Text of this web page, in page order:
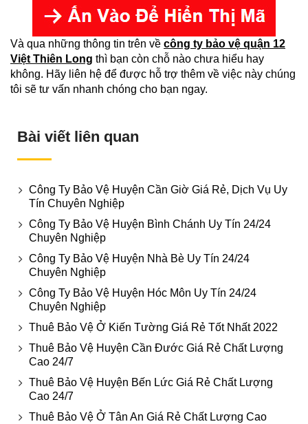
Và qua những thông tin trên về công ty bảo vệ quận 12
Việt Thiên Long thì bạn còn chỗ nào chưa hiểu hay
không. Hãy liên hệ để được hỗ trợ thêm về việc này chúng
tôi sẽ tư vấn nhanh chóng cho bạn ngay.
Bài viết liên quan
Công Ty Bảo Vệ Huyện Cần Giờ Giá Rẻ, Dịch Vụ Uy
Tín Chuyên Nghiệp
Công Ty Bảo Vệ Huyện Bình Chánh Uy Tín 24/24
Chuyên Nghiệp
Công Ty Bảo Vệ Huyện Nhà Bè Uy Tín 24/24
Chuyên Nghiệp
Công Ty Bảo Vệ Huyện Hóc Môn Uy Tín 24/24
Chuyên Nghiệp
Thuê Bảo Vệ Ở Kiến Tường Giá Rẻ Tốt Nhất 2022
Thuê Bảo Vệ Huyện Cần Đước Giá Rẻ Chất Lượng
Cao 24/7
Thuê Bảo Vệ Huyện Bến Lức Giá Rẻ Chất Lượng
Cao 24/7
Thuê Bảo Vệ Ở Tân An Giá Rẻ Chất Lượng Cao